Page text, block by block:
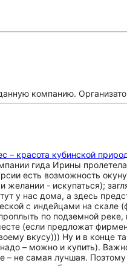
компанию.
– красота кубинской
гида Ирины
есть возможность
- искупаться);
у нас дома, а здесь
с индейцами на
по подземной
(если предложат
вкусу))) Ну и в конце
– можно и купить).
– не самая лучшая.